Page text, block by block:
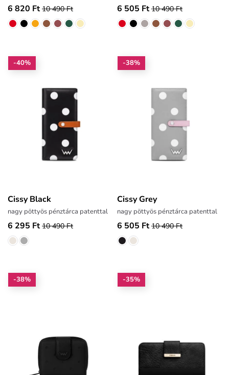
6 820 Ft 10 490 Ft 6 505 Ft 10 490 Ft
-40%
Cissy Black
nagy pöttyös pénztárca patenttal
6 295 Ft 10 490 Ft
-38%
Cissy Grey
nagy pöttyös pénztárca patenttal
6 505 Ft 10 490 Ft
-38% -35%